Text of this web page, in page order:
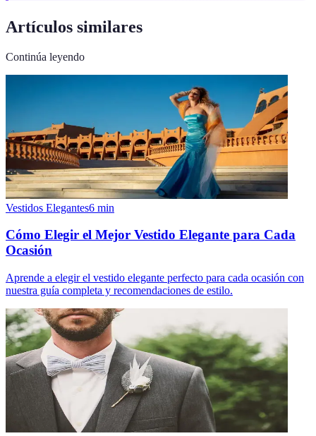
Artículos similares
Continúa leyendo
Vestidos Elegantes6 min
Cómo Elegir el Mejor Vestido Elegante para Cada
Ocasión
Aprende a elegir el vestido elegante perfecto para cada ocasión con
nuestra guía completa y recomendaciones de estilo.